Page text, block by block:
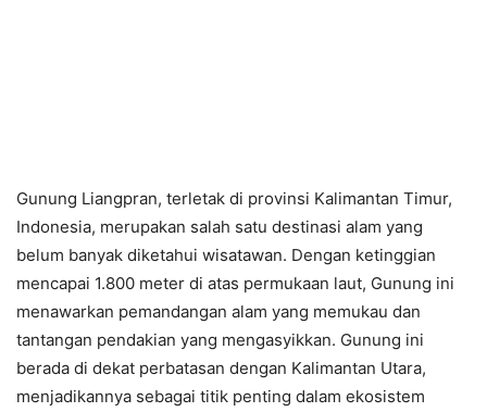
Gunung Liangpran, terletak di provinsi Kalimantan Timur,
Indonesia, merupakan salah satu destinasi alam yang
belum banyak diketahui wisatawan. Dengan ketinggian
mencapai 1.800 meter di atas permukaan laut, Gunung ini
menawarkan pemandangan alam yang memukau dan
tantangan pendakian yang mengasyikkan. Gunung ini
berada di dekat perbatasan dengan Kalimantan Utara,
menjadikannya sebagai titik penting dalam ekosistem